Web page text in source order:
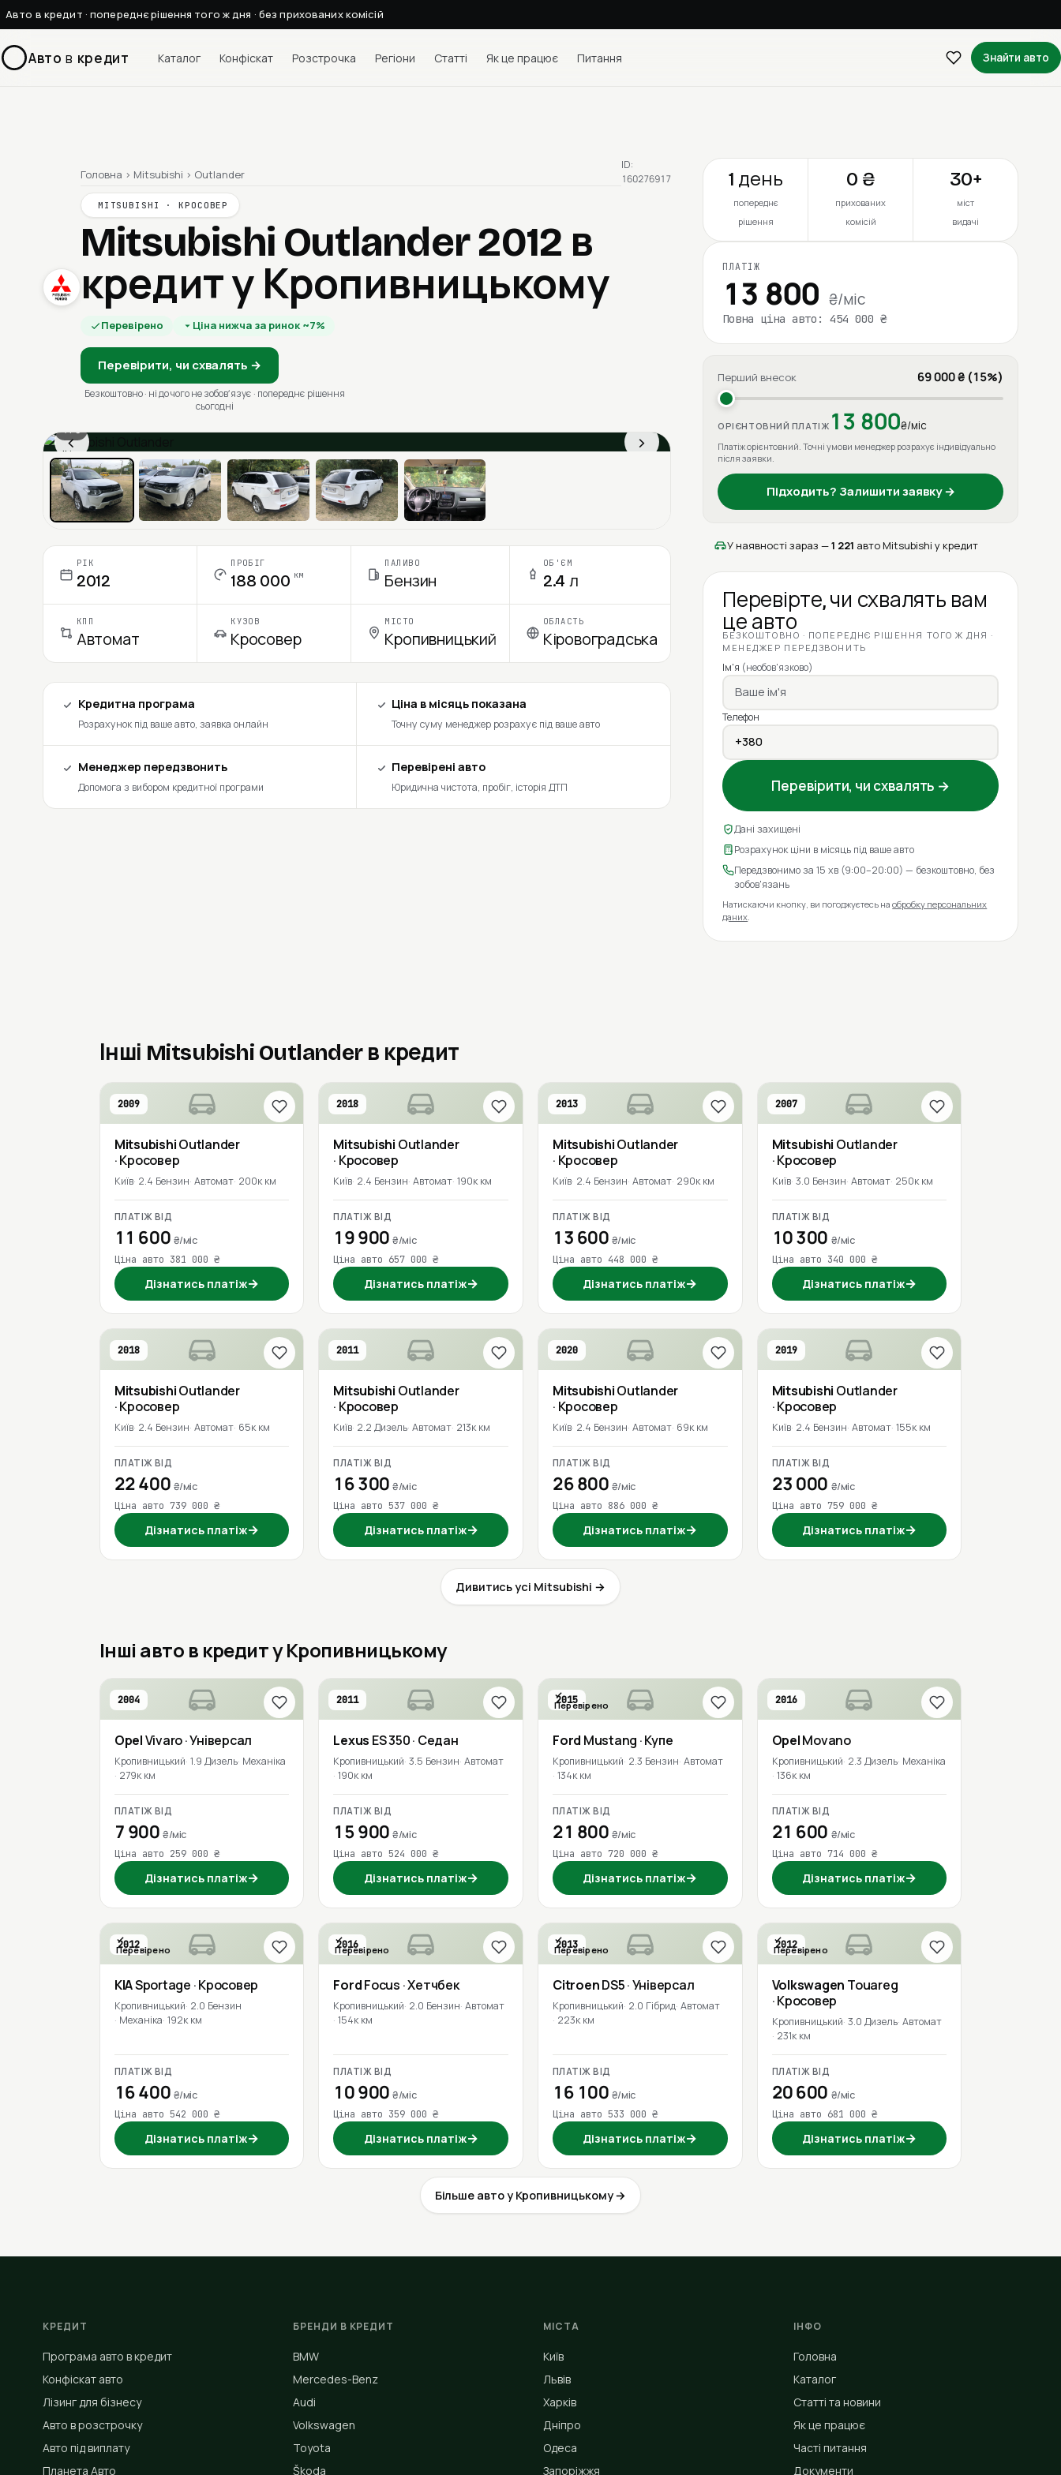
Авто в кредит · попереднє рішення того ж дня · без прихованих комісій
Авто в кредит Каталог Конфіскат Розстрочка Регіони Статті Як це працює Питання Знайти авто
Головна › Mitsubishi › Outlander
MITSUBISHI · КРОСОВЕР
Mitsubishi Outlander 2012 в
кредит у Кропивницькому
Перевірено Ціна нижча за ринок ~7%
Перевірити, чи схвалять →
Безкоштовно · ні до чого не зобовʼязує · попереднє рішення
сьогодні
ID:
160276917
‹ ›
1 / 6
Ціна в місяць
РІК
2012
ПРОБІГ
188 000 км
ПАЛИВО
Бензин
ОБ'ЄМ
2.4 л
КПП
Автомат
КУЗОВ
Кросовер
МІСТО
Кропивницький
ОБЛАСТЬ
Кіровоградська
Кредитна програма
Розрахунок під ваше авто, заявка онлайн
Ціна в місяць показана
Точну суму менеджер розрахує під ваше авто
Менеджер передзвонить
Допомога з вибором кредитної програми
Перевірені авто
Юридична чистота, пробіг, історія ДТП
1 день
попереднє
рішення
0 ₴
прихованих
комісій
30+
міст
видачі
ПЛАТІЖ
13 800 ₴/міс
Повна ціна авто: 454 000 ₴
Перший внесок 69 000 ₴ (15%)
ОРІЄНТОВНИЙ ПЛАТІЖ 13 800₴/міс
Платіж орієнтовний. Точні умови менеджер розрахує індивідуально
після заявки.
Підходить? Залишити заявку →
У наявності зараз —1 221 авто Mitsubishi у кредит
Перевірте, чи схвалять вам
це авто
БЕЗКОШТОВНО · ПОПЕРЕДНЄ РІШЕННЯ ТОГО Ж ДНЯ ·
МЕНЕДЖЕР ПЕРЕДЗВОНИТЬ
Ім'я (необов'язково)
Телефон
Перевірити, чи схвалять →
Дані захищені
Розрахунок ціни в місяць під ваше авто
Передзвонимо за 15 хв (9:00–20:00) — безкоштовно, без
зобов'язань
Натискаючи кнопку, ви погоджуєтесь наобробку персональних
даних
Інші Mitsubishi Outlander в кредит
2009
MitsubishiOutlander
· Кросовер
Київ 2.4 Бензин Автомат 200к км
ПЛАТІЖ ВІД
11 600 ₴/міс
Ціна авто 381 000 ₴
Дізнатись платіж→
2018
Mitsubishi Outlander
· Кросовер
Київ 2.4 Бензин Автомат 190к км
ПЛАТІЖ ВІД
19 900₴/міс
Ціна авто 657 000 ₴
Дізнатись платіж→
2013
MitsubishiOutlander
· Кросовер
Київ 2.4 Бензин Автомат 290к км
ПЛАТІЖ ВІД
13 600 ₴/міс
Ціна авто 448 000 ₴
Дізнатись платіж→
2007
Mitsubishi Outlander
· Кросовер
Київ 3.0 Бензин Автомат 250к км
ПЛАТІЖ ВІД
10 300 ₴/міс
Ціна авто 340 000 ₴
Дізнатись платіж→
2018
MitsubishiOutlander
· Кросовер
Київ 2.4 Бензин Автомат 65к км
ПЛАТІЖ ВІД
22 400 ₴/міс
Ціна авто 739 000 ₴
Дізнатись платіж→
2011
Mitsubishi Outlander
· Кросовер
Київ 2.2 Дизель Автомат 213к км
ПЛАТІЖ ВІД
16 300₴/міс
Ціна авто 537 000 ₴
Дізнатись платіж→
2020
MitsubishiOutlander
· Кросовер
Київ 2.4 Бензин Автомат 69к км
ПЛАТІЖ ВІД
26 800 ₴/міс
Ціна авто 886 000 ₴
Дізнатись платіж→
2019
Mitsubishi Outlander
· Кросовер
Київ 2.4 Бензин Автомат 155к км
ПЛАТІЖ ВІД
23 000 ₴/міс
Ціна авто 759 000 ₴
Дізнатись платіж→
Дивитись усі Mitsubishi →
Інші авто в кредит у Кропивницькому
2004
OpelVivaro· Універсал
Кропивницький 1.9 Дизель Механіка
279к км
ПЛАТІЖ ВІД
7 900₴/міс
Ціна авто 259 000 ₴
Дізнатись платіж→
2011
Lexus ES 350· Седан
Кропивницький 3.5 Бензин Автомат
190к км
ПЛАТІЖ ВІД
15 900₴/міс
Ціна авто 524 000 ₴
Дізнатись платіж→
2015
Перевірено
Ford Mustang · Купе
Кропивницький 2.3 Бензин Автомат
134к км
ПЛАТІЖ ВІД
21 800 ₴/міс
Ціна авто 720 000 ₴
Дізнатись платіж→
2016
OpelMovano
Кропивницький 2.3 Дизель Механіка
136к км
ПЛАТІЖ ВІД
21 600 ₴/міс
Ціна авто 714 000 ₴
Дізнатись платіж→
2012
Перевірено
KIASportage · Кросовер
Кропивницький 2.0 Бензин
Механіка 192к км
ПЛАТІЖ ВІД
16 400 ₴/міс
Ціна авто 542 000 ₴
Дізнатись платіж→
2016
Перевірено
FordFocus · Хетчбек
Кропивницький 2.0 Бензин Автомат
154к км
ПЛАТІЖ ВІД
10 900₴/міс
Ціна авто 359 000 ₴
Дізнатись платіж→
2013
Перевірено
CitroenDS5· Універсал
Кропивницький 2.0 Гібрид Автомат
223к км
ПЛАТІЖ ВІД
16 100 ₴/міс
Ціна авто 533 000 ₴
Дізнатись платіж→
2012
Перевірено
Volkswagen Touareg
· Кросовер
Кропивницький 3.0 Дизель Автомат
231к км
ПЛАТІЖ ВІД
20 600 ₴/міс
Ціна авто 681 000 ₴
Дізнатись платіж→
Більше авто у Кропивницькому →
КРЕДИТ
Програма авто в кредит
Конфіскат авто
Лізинг для бізнесу
Авто в розстрочку
Авто під виплату
Планета Авто
БРЕНДИ В КРЕДИТ
BMW
Mercedes-Benz
Audi
Volkswagen
Toyota
Škoda
МІСТА
Київ
Львів
Харків
Дніпро
Одеса
Запоріжжя
ІНФО
Головна
Каталог
Статті та новини
Як це працює
Часті питання
Документи